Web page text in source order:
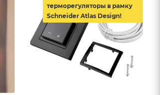
терморегуляторы в рамку
Schneider Atlas Design!